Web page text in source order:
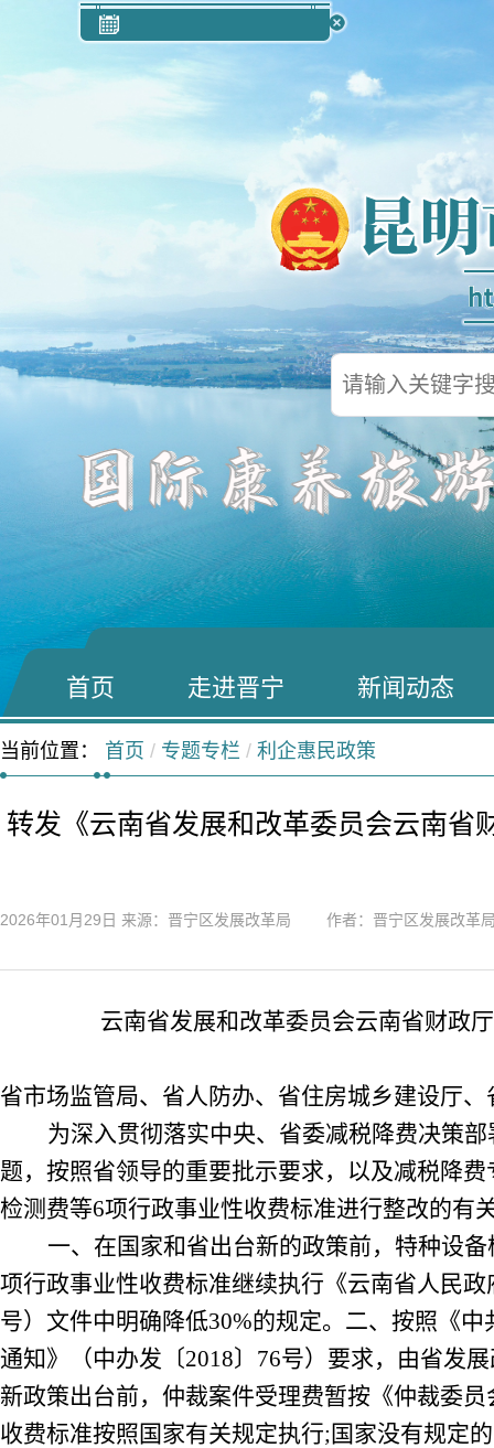
首页 走进晋宁 新闻动态
当前位置： 首页 / 专题专栏 / 利企惠民政策
转发《云南省发展和改革委员会云南省
2026年01月29日 来源：晋宁区发展改革局 作者：晋宁区发展改革
云南省发展和改革委员会云南省财政
省市场监管局、省人防办、省住房城乡建设厅
为深入贯彻落实中央、省委减税降费决策
题，按照省领导的重要批示要求，以及减税降
检测费等6项行政事业性收费标准进行整改的有
一、在国家和省出台新的政策前，特种设
项行政事业性收费标准继续执行 《云南省人民
号） 文件中明确降低30%的规定。二、按照 《中
通知》（中办发 〔2018〕 76号） 要求，由省发
新政策出台前，仲裁案件受理费暂按 《仲裁委员
收费标准按照国家有关规定执行;国家没有规定